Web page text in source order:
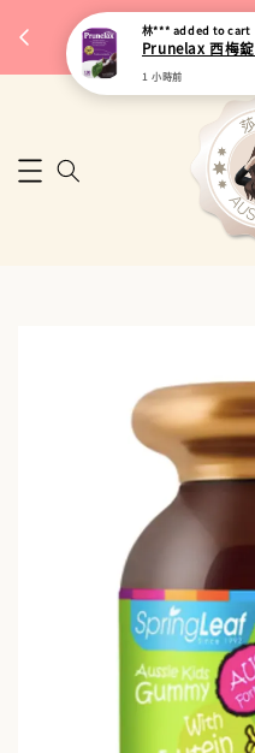
🎉 77購物節｜保
來
林*** added to cart
Prunelax 西梅
1 小時前